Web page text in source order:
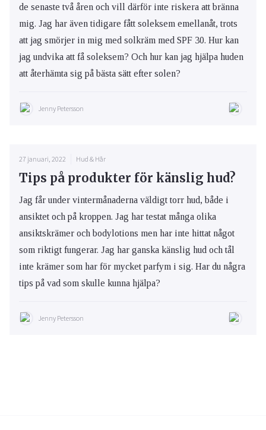
de senaste två åren och vill därför inte riskera att bränna
mig. Jag har även tidigare fått soleksem emellanåt, trots
att jag smörjer in mig med solkräm med SPF 30. Hur kan
jag undvika att få soleksem? Och hur kan jag hjälpa huden
att återhämta sig på bästa sätt efter solen?
Jenny Petersson
27 januari, 2022 Hud & Hår
Tips på produkter för känslig hud?
Jag får under vintermånaderna väldigt torr hud, både i
ansiktet och på kroppen. Jag har testat många olika
ansiktskrämer och bodylotions men har inte hittat något
som riktigt fungerar. Jag har ganska känslig hud och tål
inte krämer som har för mycket parfym i sig. Har du några
tips på vad som skulle kunna hjälpa?
Jenny Petersson